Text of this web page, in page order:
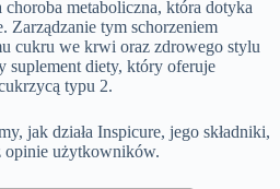
metaboliczna, która dotyka
Zarządzanie tym schorzeniem
cukru we krwi oraz zdrowego stylu
suplement diety, który oferuje
typu 2.
jak działa Inspicure, jego składniki,
opinie użytkowników.